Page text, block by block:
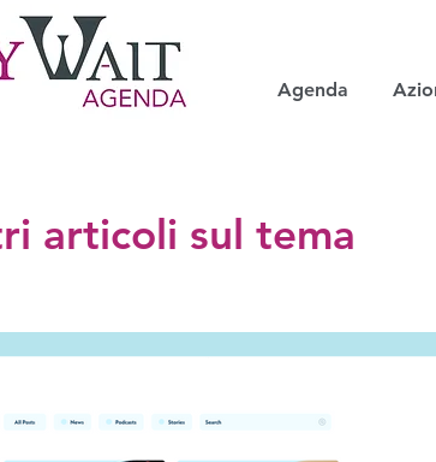
Agenda
articoli sul tema